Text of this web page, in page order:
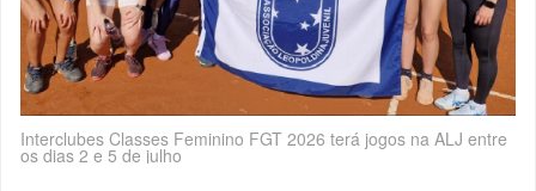
Interclubes Classes Feminino FGT 2026 terá jogos na ALJ entre
os dias 2 e 5 de julho